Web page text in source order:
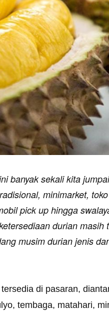
banyak sekali kita
minimarket,
pick up hingga
durian masih
musim durian jenis
di pasaran,
tembaga, matahari,